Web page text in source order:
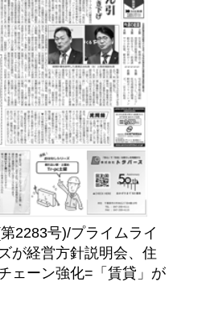
2283号)/プライムライ
が経営方針説明会、住
ェーン強化=「賃貸」が